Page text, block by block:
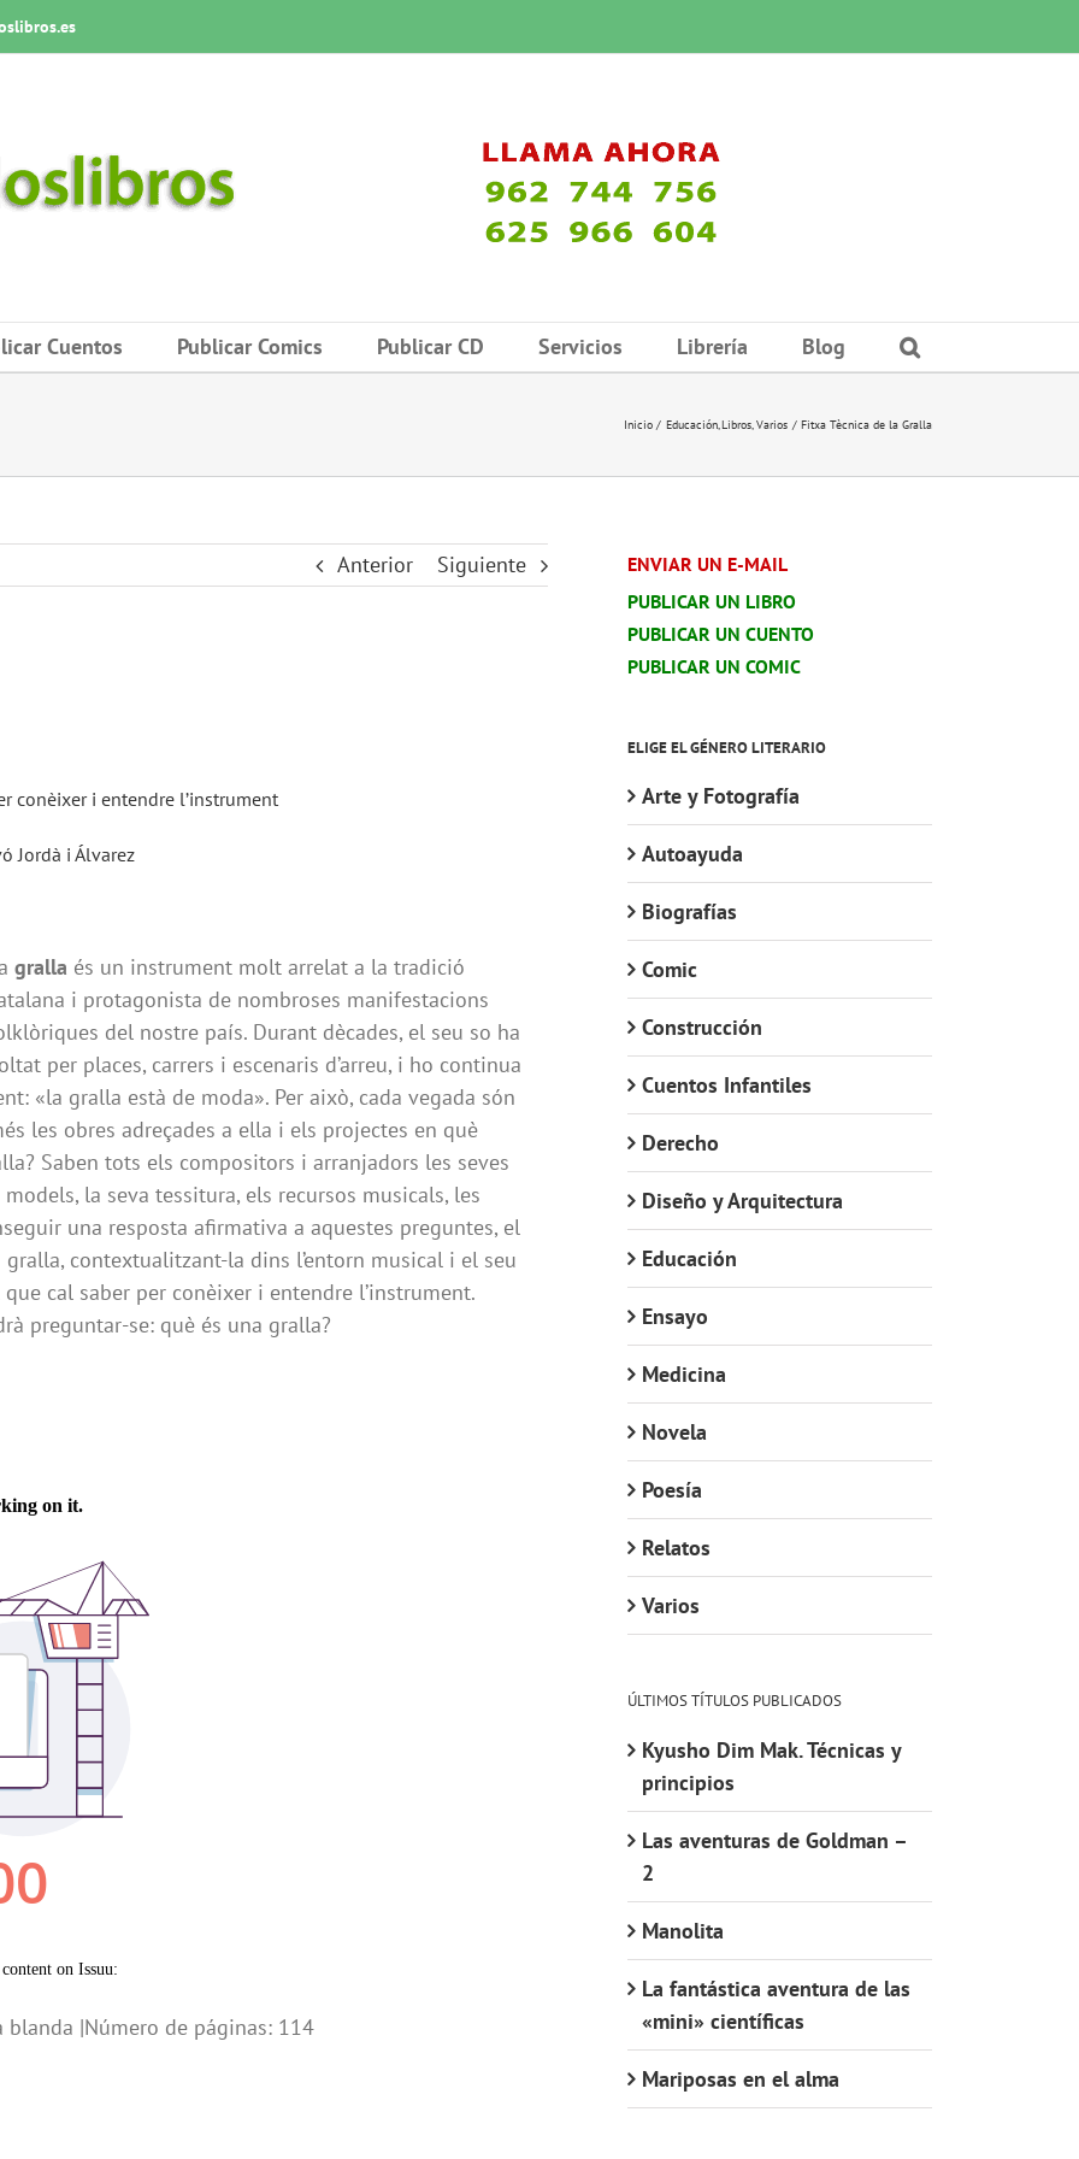
Cuentos Publicar Comics Publicar CD Servicios Librería Blog
Inicio Educación Libros Varios Fitxa Tècnica de la Gralla
Anterior Siguiente
conèixer i entendre l’instrument
Jordà i Álvarez
gralla és un instrument molt arrelat a la tradició
i protagonista de nombroses manifestacions
del nostre país. Durant dècades, el seu so ha
per places, carrers i escenaris d’arreu, i ho continua
«la gralla està de moda». Per això, cada vegada són
les obres adreçades a ella i els projectes en què
Saben tots els compositors i arranjadors les seves
la seva tessitura, els recursos musicals, les
una resposta afirmativa a aquestes preguntes, el
contextualitzant-la dins l’entorn musical i el seu
cal saber per conèixer i entendre l’instrument.
preguntar-se: què és una gralla?
blanda |Número de páginas: 114
ENVIAR UN E-MAIL
PUBLICAR UN LIBRO
PUBLICAR UN CUENTO
PUBLICAR UN COMIC
ELIGE EL GÉNERO LITERARIO
Arte y Fotografía
Autoayuda
Biografías
Comic
Construcción
Cuentos Infantiles
Derecho
Diseño y Arquitectura
Educación
Ensayo
Medicina
Novela
Poesía
Relatos
Varios
ÚLTIMOS TÍTULOS PUBLICADOS
Kyusho Dim Mak. Técnicas y
principios
Las aventuras de Goldman –
2
Manolita
La fantástica aventura de las
«mini» científicas
Mariposas en el alma